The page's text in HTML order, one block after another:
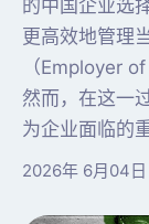
的中国企业选
更高效地管理
（Employer
然而，在这一
为企业面临的
2026年 6月04日